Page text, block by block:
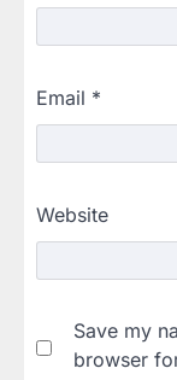
Email *
Website
Save my
browser